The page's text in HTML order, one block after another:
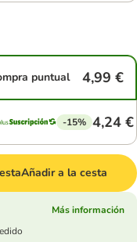
puntual 4,99 €
-15% 4,24 €
Añadir a la cesta
Más información